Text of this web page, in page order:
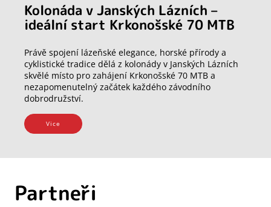
Kolonáda v Janských Lázních –
ideální start Krkonošské 70 MTB
Právě spojení lázeňské elegance, horské přírody a
cyklistické tradice dělá z kolonády v Janských Lázních
skvělé místo pro zahájení Krkonošské 70 MTB a
nezapomenutelný začátek každého závodního
dobrodružství.
Vice
Partneři